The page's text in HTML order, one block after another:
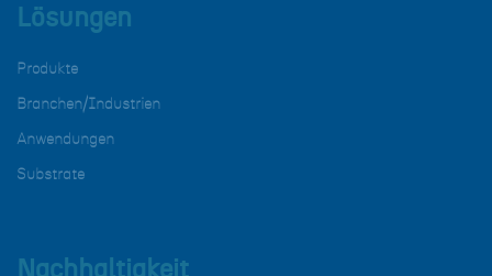
Lösungen
Produkte
Branchen/Industrien
Anwendungen
Substrate
Nachhaltigkeit